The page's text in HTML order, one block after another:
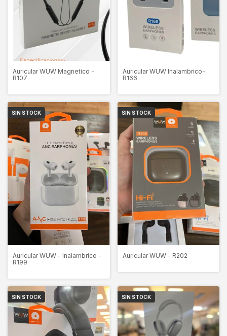
Auricular WUW Magnetico -
R107
Auricular WUW Inalambrico-
R166
SIN STOCK
Auricular WUW - Inalambrico -
R199
SIN STOCK
Auricular WUW - R202
SIN STOCK SIN STOCK